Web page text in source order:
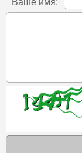
Ваше имя: